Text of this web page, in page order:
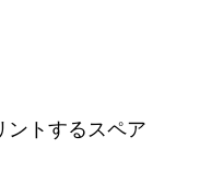
ントするスペア